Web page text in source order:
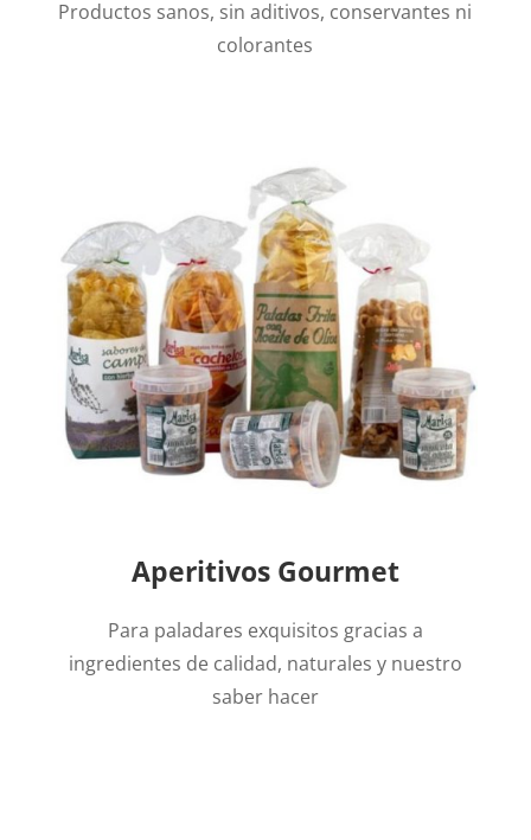
Productos sanos, sin aditivos, conservantes ni
colorantes
Aperitivos Gourmet
Para paladares exquisitos gracias a
ingredientes de calidad, naturales y nuestro
saber hacer